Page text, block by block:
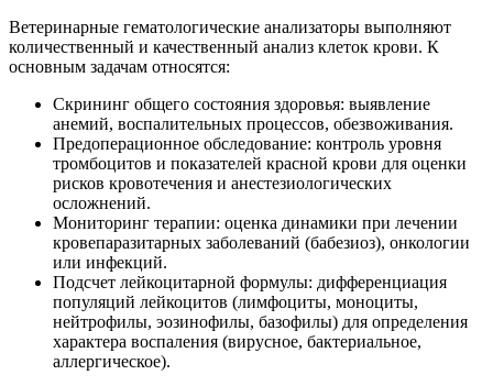
Ветеринарные гематологические анализаторы выполняют
количественный и качественный анализ клеток крови. К
основным задачам относятся:
Скрининг общего состояния здоровья: выявление
анемий, воспалительных процессов, обезвоживания.
Предоперационное обследование: контроль уровня
тромбоцитов и показателей красной крови для оценки
рисков кровотечения и анестезиологических
осложнений.
Мониторинг терапии: оценка динамики при лечении
кровепаразитарных заболеваний (бабезиоз), онкологии
или инфекций.
Подсчет лейкоцитарной формулы: дифференциация
популяций лейкоцитов (лимфоциты, моноциты,
нейтрофилы, эозинофилы, базофилы) для определения
характера воспаления (вирусное, бактериальное,
аллергическое).